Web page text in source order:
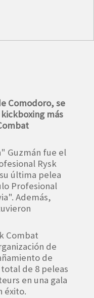
Comodoro, se
más
Guzmán fue el
Rysk
última pelea
Profesional
Además,
Combat
de
de
de 8 peleas
en una gala
éxito.